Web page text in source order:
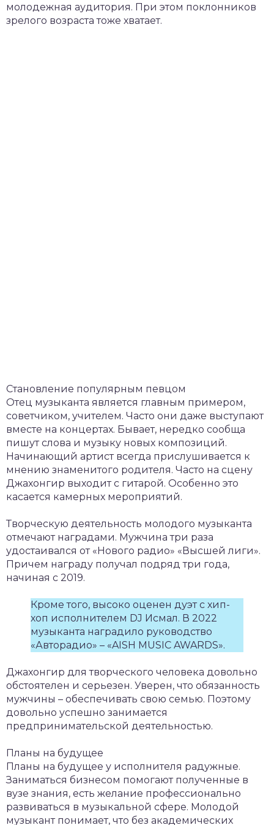
молодежная аудитория. При этом поклонников
зрелого возраста тоже хватает.
Становление популярным певцом
Отец музыканта является главным примером,
советчиком, учителем. Часто они даже выступают
вместе на концертах. Бывает, нередко сообща
пишут слова и музыку новых композиций.
Начинающий артист всегда прислушивается к
мнению знаменитого родителя. Часто на сцену
Джахонгир выходит с гитарой. Особенно это
касается камерных мероприятий.
Творческую деятельность молодого музыканта
отмечают наградами. Мужчина три раза
удостаивался от «Нового радио» «Высшей лиги».
Причем награду получал подряд три года,
начиная с 2019.
Кроме того, высоко оценен дуэт с хип-
хоп исполнителем DJ Исмал. В 2022
музыканта наградило руководство
«Авторадио» – «AISH MUSIC AWARDS».
Джахонгир для творческого человека довольно
обстоятелен и серьезен. Уверен, что обязанность
мужчины – обеспечивать свою семью. Поэтому
довольно успешно занимается
предпринимательской деятельностью.
Планы на будущее
Планы на будущее у исполнителя радужные.
Заниматься бизнесом помогают полученные в
вузе знания, есть желание профессионально
развиваться в музыкальной сфере. Молодой
музыкант понимает, что без академических